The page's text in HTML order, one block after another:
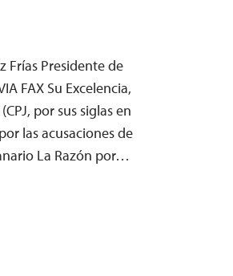
Frías Presidente de
FAX Su Excelencia,
por sus siglas en
las acusaciones de
La Razón por…